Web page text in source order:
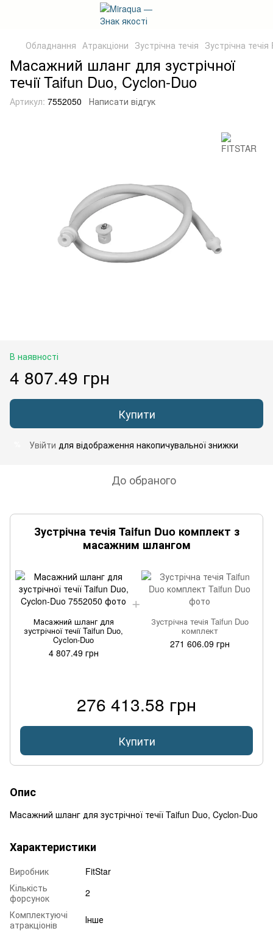
Обладнання Атракціони Зустрічна течія Зустрічна
Масажний шланг для зустрічної
течії Taifun Duo, Cyclon-Duo
Артикул: 7552050 Написати відгук
В наявності
4 807.49 грн
Купити
Увійти для відображення накопичувальної знижки
До обраного
Зустрічна течія Taifun Duo комплект з
масажним шлангом
Масажний шланг для
зустрічної течії Taifun Duo,
Cyclon-Duo
4 807.49 грн
Зустрічна течія Taifun Duo
комплект
271 606.09 грн
276 413.58 грн
Купити
Опис
Масажний шланг для зустрічної течії Taifun Duo, Cyclon-Duo
Характеристики
Виробник
FitStar
Кількість
форсунок
2
Комплектуючі
атракціонів
Інше